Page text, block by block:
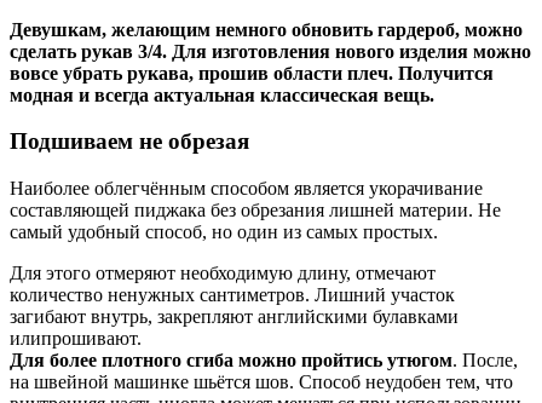
Девушкам, желающим немного обновить гардероб, можно
сделать рукав 3/4. Для изготовления нового изделия можно
вовсе убрать рукава, прошив области плеч. Получится
модная и всегда актуальная классическая вещь.
Подшиваем не обрезая
Наиболее облегчённым способом является укорачивание
составляющей пиджака без обрезания лишней материи. Не
самый удобный способ, но один из самых простых.
Для этого отмеряют необходимую длину, отмечают
количество ненужных сантиметров. Лишний участок
загибают внутрь, закрепляют английскими булавками
илипрошивают.
Для более плотного сгиба можно пройтись утюгом. После,
на швейной машинке шьётся шов. Способ неудобен тем, что